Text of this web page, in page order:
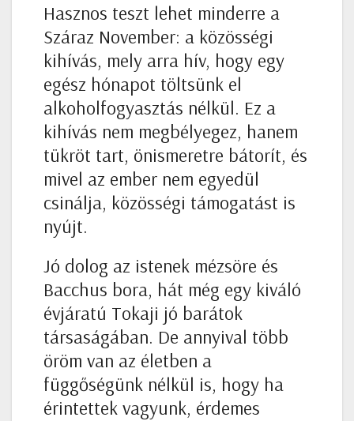
Hasznos teszt lehet minderre a
Száraz November: a közösségi
kihívás, mely arra hív, hogy egy
egész hónapot töltsünk el
alkoholfogyasztás nélkül. Ez a
kihívás nem megbélyegez, hanem
tükröt tart, önismeretre bátorít, és
mivel az ember nem egyedül
csinálja, közösségi támogatást is
nyújt.
Jó dolog az istenek mézsöre és
Bacchus bora, hát még egy kiváló
évjáratú Tokaji jó barátok
társaságában. De annyival több
öröm van az életben a
függőségünk nélkül is, hogy ha
érintettek vagyunk, érdemes